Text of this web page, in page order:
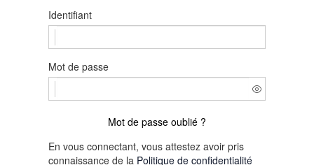
Identifiant
Mot de passe
Mot de passe oublié ?
En vous connectant, vous attestez avoir pris
connaissance de la Politique de confidentialité